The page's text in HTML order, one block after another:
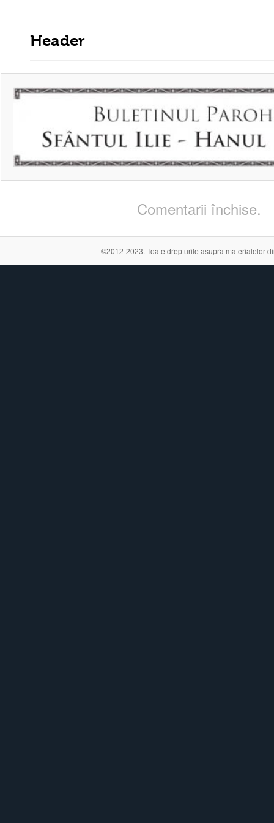
Header
Comentarii închise.
©2012-2023. Toate drepturile asupra materialelor